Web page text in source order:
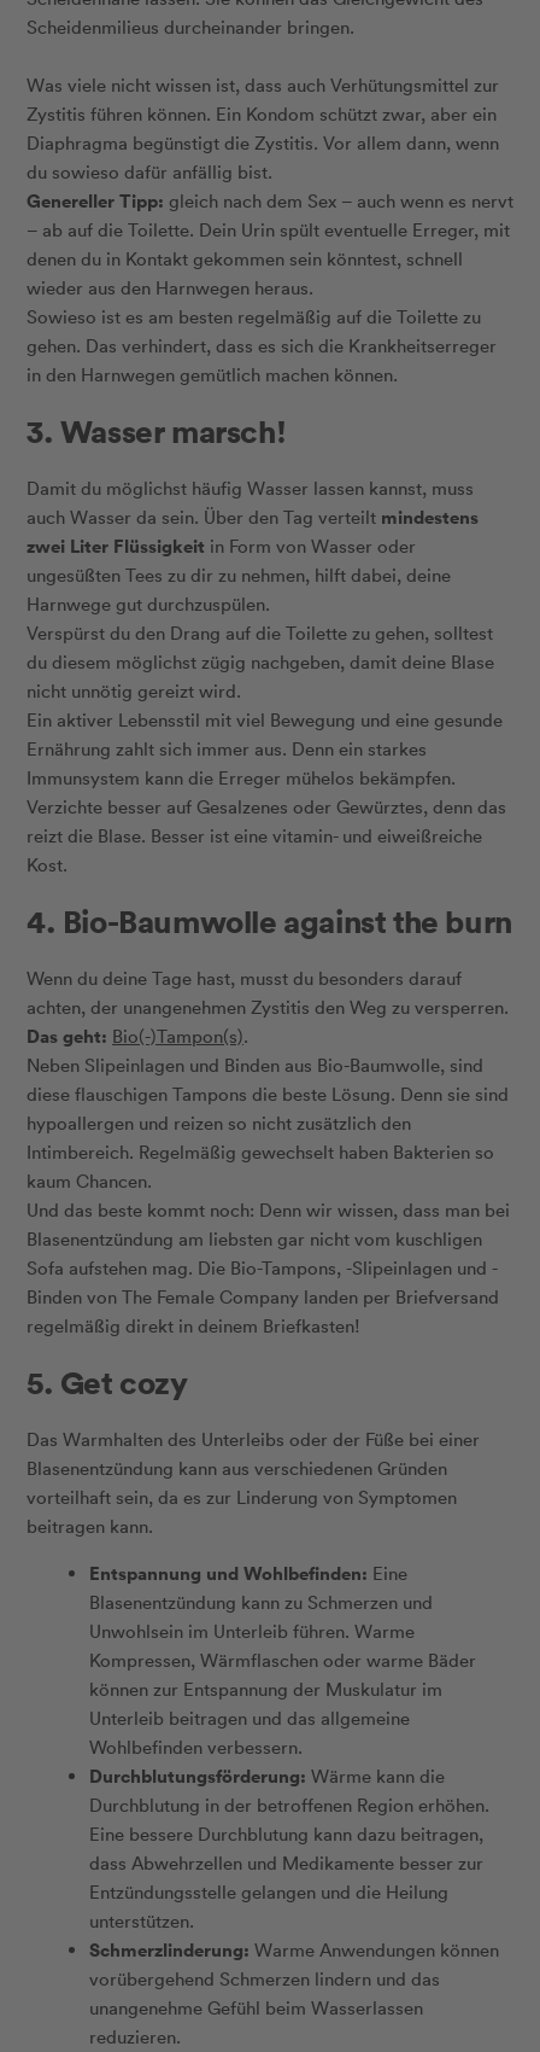
Scheidenmilieus durcheinander bringen.
Was viele nicht wissen ist, dass auch Verhütungsmittel zur
Zystitis führen können. Ein Kondom schützt zwar, aber ein
Diaphragma begünstigt die Zystitis. Vor allem dann, wenn
du sowieso dafür anfällig bist.
Genereller Tipp: gleich nach dem Sex – auch wenn es nervt
– ab auf die Toilette. Dein Urin spült eventuelle Erreger, mit
denen du in Kontakt gekommen sein könntest, schnell
wieder aus den Harnwegen heraus.
Sowieso ist es am besten regelmäßig auf die Toilette zu
gehen. Das verhindert, dass es sich die Krankheitserreger
in den Harnwegen gemütlich machen können.
3. Wasser marsch!
Damit du möglichst häufig Wasser lassen kannst, muss
auch Wasser da sein. Über den Tag verteilt mindestens
zwei Liter Flüssigkeit in Form von Wasser oder
ungesüßten Tees zu dir zu nehmen, hilft dabei, deine
Harnwege gut durchzuspülen.
Verspürst du den Drang auf die Toilette zu gehen, solltest
du diesem möglichst zügig nachgeben, damit deine Blase
nicht unnötig gereizt wird.
Ein aktiver Lebensstil mit viel Bewegung und eine gesunde
Ernährung zahlt sich immer aus. Denn ein starkes
Immunsystem kann die Erreger mühelos bekämpfen.
Verzichte besser auf Gesalzenes oder Gewürztes, denn das
reizt die Blase. Besser ist eine vitamin- und eiweißreiche
Kost.
4. Bio-Baumwolle against the burn
Wenn du deine Tage hast, musst du besonders darauf
achten, der unangenehmen Zystitis den Weg zu versperren.
Das geht: Bio(-)Tampon(s).
Neben Slipeinlagen und Binden aus Bio-Baumwolle, sind
diese flauschigen Tampons die beste Lösung. Denn sie sind
hypoallergen und reizen so nicht zusätzlich den
Intimbereich. Regelmäßig gewechselt haben Bakterien so
kaum Chancen.
Und das beste kommt noch: Denn wir wissen, dass man bei
Blasenentzündung am liebsten gar nicht vom kuschligen
Sofa aufstehen mag. Die Bio-Tampons, -Slipeinlagen und -
Binden von The Female Company landen per Briefversand
regelmäßig direkt in deinem Briefkasten!
5. Get cozy
Das Warmhalten des Unterleibs oder der Füße bei einer
Blasenentzündung kann aus verschiedenen Gründen
vorteilhaft sein, da es zur Linderung von Symptomen
beitragen kann.
Entspannung und Wohlbefinden: Eine
Blasenentzündung kann zu Schmerzen und
Unwohlsein im Unterleib führen. Warme
Kompressen, Wärmflaschen oder warme Bäder
können zur Entspannung der Muskulatur im
Unterleib beitragen und das allgemeine
Wohlbefinden verbessern.
Durchblutungsförderung: Wärme kann die
Durchblutung in der betroffenen Region erhöhen.
Eine bessere Durchblutung kann dazu beitragen,
dass Abwehrzellen und Medikamente besser zur
Entzündungsstelle gelangen und die Heilung
unterstützen.
Schmerzlinderung: Warme Anwendungen können
vorübergehend Schmerzen lindern und das
unangenehme Gefühl beim Wasserlassen
reduzieren.